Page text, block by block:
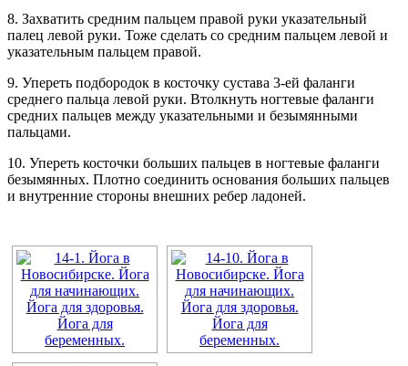
8. Захватить средним пальцем правой руки указательный
палец левой руки. Тоже сделать со средним пальцем левой и
указательным пальцем правой.
9. Упереть подбородок в косточку сустава 3-ей фаланги
среднего пальца левой руки. Втолкнуть ногтевые фаланги
средних пальцев между указательными и безымянными
пальцами.
10. Упереть косточки больших пальцев в ногтевые фаланги
безымянных. Плотно соединить основания больших пальцев
и внутренние стороны внешних ребер ладоней.